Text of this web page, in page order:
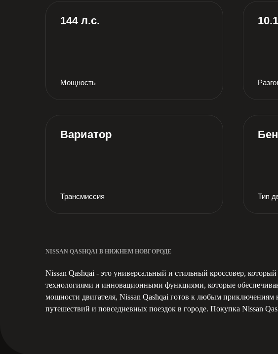
144 л.с.
Мощность
Вариатор
Трансмиссия Тип
NISSAN QASHQAI В НИЖНЕМ НОВГОРОДЕ
Nissan Qashqai - это универсальный и стильный кроссовер,
технологиями и инновационными функциями, которые
мощности двигателя, Nissan Qashqai готов к любым
путешествий и повседневных поездок в городе. Покупка Nissan